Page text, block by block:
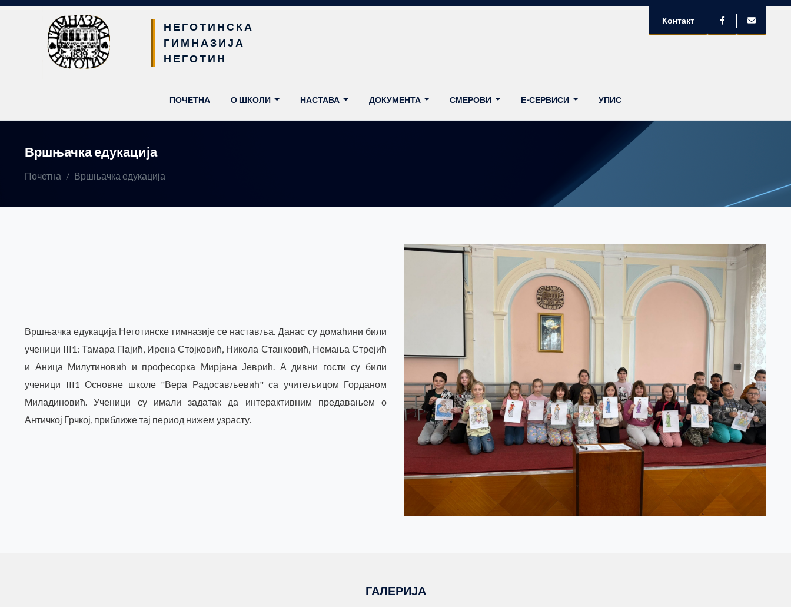
НЕГОТИНСКА
ГИМНАЗИЈА
НЕГОТИН
Контакт
ПОЧЕТНА(CURRENT)
О ШКОЛИ НАСТАВА ДОКУМЕНТА СМЕРОВИ Е-СЕРВИСИ УПИС
Вршњачка едукација
Почетна Вршњачка едукација
Вршњачка едукација Неготинске гимназије се наставља. Данас су домаћини били
ученици III1: Тамара Пајић, Ирена Стојковић, Никола Станковић, Немања Стрејић
и Аница Милутиновић и професорка Мирјана Јеврић. А дивни гости су били
ученици III1 Основне школе "Вера Радосављевић" са учитељицом Горданом
Миладиновић. Ученици су имали задатак да интерактивним предавањем о
Античкој Грчкој, приближе тај период нижем узрасту.
ГАЛЕРИЈА